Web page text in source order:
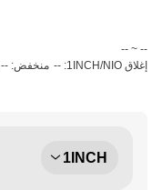
‏-- ~ ‎--‏
إغلاق 1INCH/NIO: --
منخفض: --
1INCH